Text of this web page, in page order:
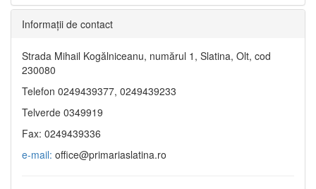
Informaţii de contact
Strada Mihail Kogălniceanu, numărul 1, Slatina, Olt, cod
230080
Telefon 0249439377, 0249439233
Telverde 0349919
Fax: 0249439336
e-mail: office@primariaslatina.ro